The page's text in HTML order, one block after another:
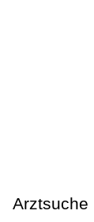
Arztsuche